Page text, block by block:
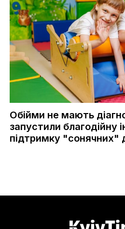
Обійми не мають
запустили благодійну
підтримку "сонячних"